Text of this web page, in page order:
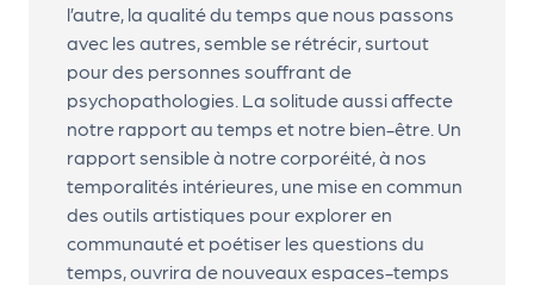
l’autre, la qualité du temps que nous passons
avec les autres, semble se rétrécir, surtout
pour des personnes souffrant de
psychopathologies. La solitude aussi affecte
notre rapport au temps et notre bien-être. Un
rapport sensible à notre corporéité, à nos
temporalités intérieures, une mise en commun
des outils artistiques pour explorer en
communauté et poétiser les questions du
temps, ouvrira de nouveaux espaces-temps
é
v
è
n
e
m
e
n
t